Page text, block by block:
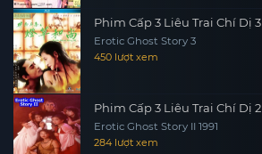
Phim Cấp 3 Liêu Trai Chí Dị 3
Erotic Ghost Story 3
450 lượt xem
Phim Cấp 3 Liêu Trai Chí Dị 2
Erotic Ghost Story II 1991
284 lượt xem